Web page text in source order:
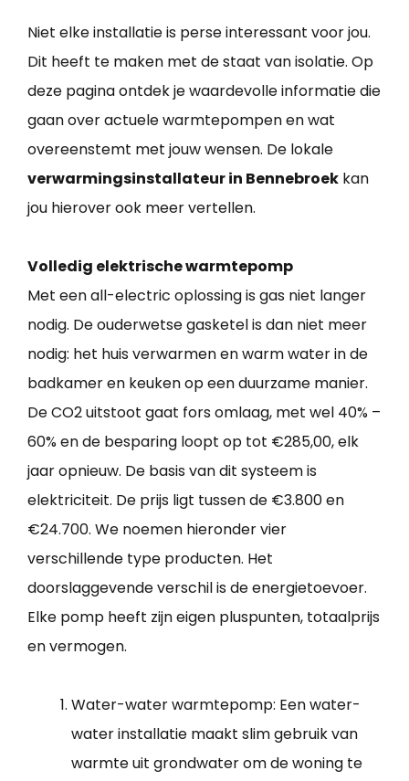
Niet elke installatie is perse interessant voor jou.
Dit heeft te maken met de staat van isolatie. Op
deze pagina ontdek je waardevolle informatie die
gaan over actuele warmtepompen en wat
overeenstemt met jouw wensen. De lokale
verwarmingsinstallateur in Bennebroek kan
jou hierover ook meer vertellen.
Volledig elektrische warmtepomp
Met een all-electric oplossing is gas niet langer
nodig. De ouderwetse gasketel is dan niet meer
nodig: het huis verwarmen en warm water in de
badkamer en keuken op een duurzame manier.
De CO2 uitstoot gaat fors omlaag, met wel 40% –
60% en de besparing loopt op tot €285,00, elk
jaar opnieuw. De basis van dit systeem is
elektriciteit. De prijs ligt tussen de €3.800 en
€24.700. We noemen hieronder vier
verschillende type producten. Het
doorslaggevende verschil is de energietoevoer.
Elke pomp heeft zijn eigen pluspunten, totaalprijs
en vermogen.
Water-water warmtepomp: Een water-
water installatie maakt slim gebruik van
warmte uit grondwater om de woning te